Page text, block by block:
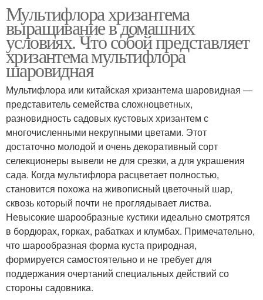
Мультифлора хризантема
выращивание в домашних
условиях. Что собой представляет
хризантема мультифлора
шаровидная
Мультифлора или китайская хризантема шаровидная ―
представитель семейства сложноцветных,
разновидность садовых кустовых хризантем с
многочисленными некрупными цветами. Этот
достаточно молодой и очень декоративный сорт
селекционеры вывели не для срезки, а для украшения
сада. Когда мультифлора расцветает полностью,
становится похожа на живописный цветочный шар,
сквозь который почти не проглядывает листва.
Невысокие шарообразные кустики идеально смотрятся
в бордюрах, горках, рабатках и клумбах. Примечательно,
что шарообразная форма куста природная,
формируется самостоятельно и не требует для
поддержания очертаний специальных действий со
стороны садовника.